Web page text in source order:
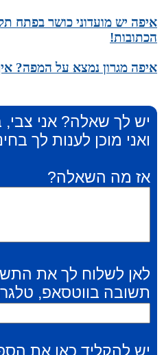
איפה יש מועדוני כושר בפתח
הכתובות!
איפה מגרון נמצא על המפה?
יש לך שאלה? אני צבי,
ואני מוכן לענות לך
אז מה השאלה?
לאן לשלוח לך את
תשובה בווטסאפ,
יש להקליד כאן את